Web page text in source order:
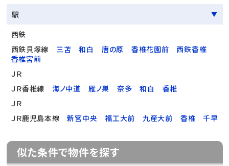
駅
西鉄
西鉄貝塚線
三苫 和白 唐の原 香椎花園前
西鉄香椎
香椎宮前
ＪＲ
ＪＲ香椎線
海ノ中道 雁ノ巣 奈多 和白
香椎
ＪＲ
ＪＲ鹿児島本線
新宮中央 福工大前 九産大前 香椎 千早
似た条件で物件を探す